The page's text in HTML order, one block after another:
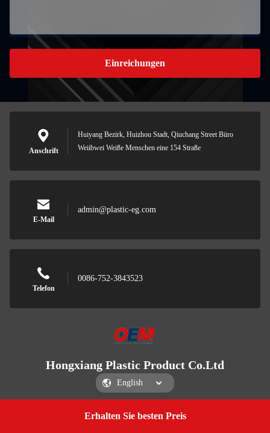
Erhalten Sie besten Preis
Einreichungen
Anschrift
Huiyang Bezirk, Huizhou Stadt, Qiuchang Street Büro
Weiibwei Weiße Menschen eine 154 Straße
E-Mail
admin@plastic-eg.com
Telefon
0086-752-3843523
Hongxiang Plastic Product Co.Ltd
Hongxiang Plastic Product Co.LtdGet a Quote